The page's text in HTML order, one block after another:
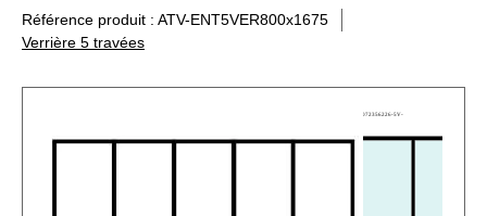
Référence produit : ATV-ENT5VER800x1675
Verrière 5 travées